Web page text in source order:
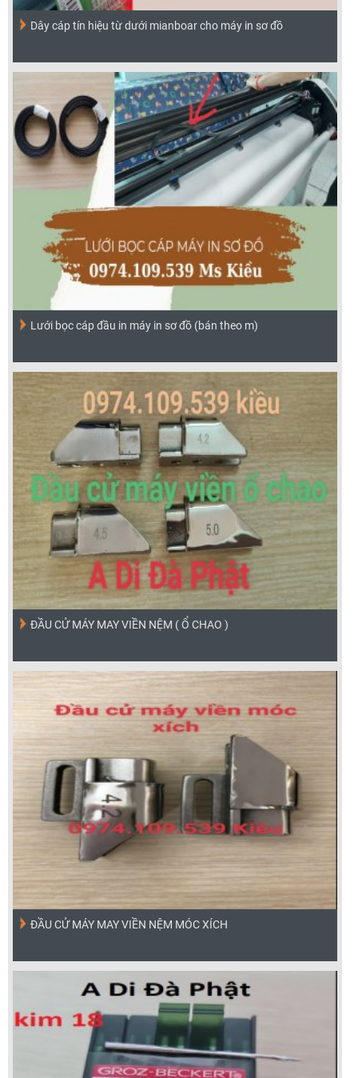
Dây cáp tín hiệu từ dưới mianboar cho máy in sơ đồ
Lưới bọc cáp đầu in máy in sơ đồ (bán theo m)
ĐẦU CỬ MÁY MAY VIỀN NỆM ( Ổ CHAO )
ĐẦU CỬ MÁY MAY VIỀN NỆM MÓC XÍCH